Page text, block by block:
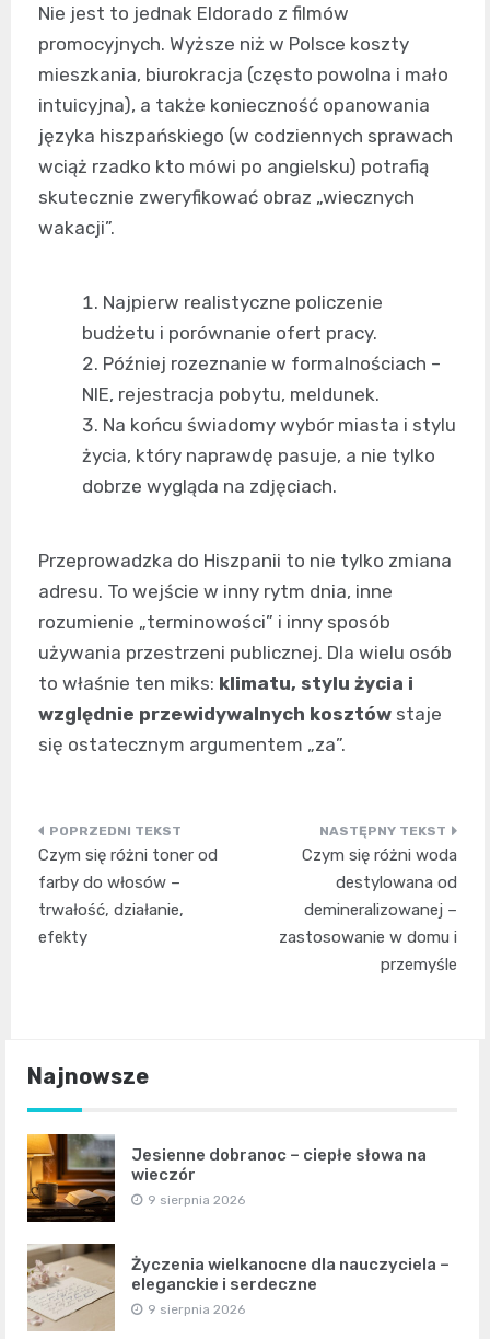
Nie jest to jednak Eldorado z filmów
promocyjnych. Wyższe niż w Polsce koszty
mieszkania, biurokracja (często powolna i mało
intuicyjna), a także konieczność opanowania
języka hiszpańskiego (w codziennych sprawach
wciąż rzadko kto mówi po angielsku) potrafią
skutecznie zweryfikować obraz „wiecznych
wakacji”.
Najpierw realistyczne policzenie
budżetu i porównanie ofert pracy.
Później rozeznanie w formalnościach –
NIE, rejestracja pobytu, meldunek.
Na końcu świadomy wybór miasta i stylu
życia, który naprawdę pasuje, a nie tylko
dobrze wygląda na zdjęciach.
Przeprowadzka do Hiszpanii to nie tylko zmiana
adresu. To wejście w inny rytm dnia, inne
rozumienie „terminowości” i inny sposób
używania przestrzeni publicznej. Dla wielu osób
to właśnie ten miks: klimatu, stylu życia i
względnie przewidywalnych kosztów staje
się ostatecznym argumentem „za”.
Nawigacja
wpisu
Czym się różni toner od
farby do włosów –
trwałość, działanie,
efekty
Czym się różni woda
destylowana od
demineralizowanej –
zastosowanie w domu i
przemyśle
Najnowsze
Jesienne dobranoc – ciepłe słowa na
wieczór
9 sierpnia 2026
Życzenia wielkanocne dla nauczyciela –
eleganckie i serdeczne
9 sierpnia 2026